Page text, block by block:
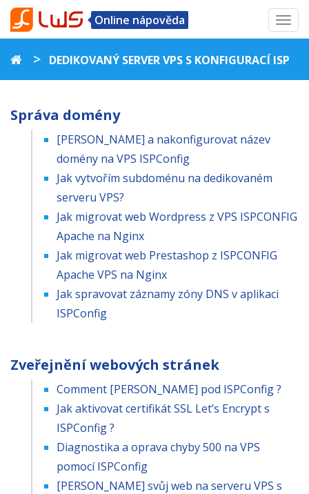
Online nápověda
> DEDIKOVANÝ SERVER VPS S KONFIGURACÍ ISP
Správa domény
[PERSON_NAME] a nakonfigurovat název
domény na VPS ISPConfig
Jak vytvořím subdoménu na dedikovaném
serveru VPS?
Jak migrovat web Wordpress z VPS ISPCONFIG
Apache na Nginx
Jak migrovat web Prestashop z ISPCONFIG
Apache VPS na Nginx
Jak spravovat záznamy zóny DNS v aplikaci
ISPConfig
Zveřejnění webových stránek
Comment [PERSON_NAME] pod ISPConfig ?
Jak aktivovat certifikát SSL Let’s Encrypt s
ISPConfig ?
Diagnostika a oprava chyby 500 na VPS
pomocí ISPConfig
[PERSON_NAME] svůj web na serveru VPS s